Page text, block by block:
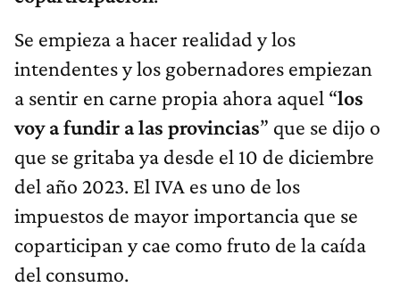
Se empieza a hacer realidad y los
intendentes y los gobernadores empiezan
a sentir en carne propia ahora aquel “los
voy a fundir a las provincias” que se dijo o
que se gritaba ya desde el 10 de diciembre
del año 2023. El IVA es uno de los
impuestos de mayor importancia que se
coparticipan y cae como fruto de la caída
del consumo.